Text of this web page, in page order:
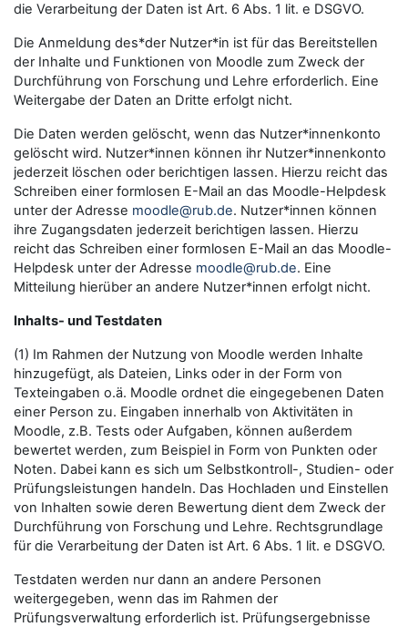
die Verarbeitung der Daten ist Art. 6 Abs. 1 lit. e DSGVO.
Die Anmeldung des*der Nutzer*in ist für das Bereitstellen
der Inhalte und Funktionen von Moodle zum Zweck der
Durchführung von Forschung und Lehre erforderlich. Eine
Weitergabe der Daten an Dritte erfolgt nicht.
Die Daten werden gelöscht, wenn das Nutzer*innenkonto
gelöscht wird. Nutzer*innen können ihr Nutzer*innenkonto
jederzeit löschen oder berichtigen lassen. Hierzu reicht das
Schreiben einer formlosen E-Mail an das Moodle-Helpdesk
unter der Adresse moodle@rub.de. Nutzer*innen können
ihre Zugangsdaten jederzeit berichtigen lassen. Hierzu
reicht das Schreiben einer formlosen E-Mail an das Moodle-
Helpdesk unter der Adresse moodle@rub.de. Eine
Mitteilung hierüber an andere Nutzer*innen erfolgt nicht.
Inhalts- und Testdaten
(1) Im Rahmen der Nutzung von Moodle werden Inhalte
hinzugefügt, als Dateien, Links oder in der Form von
Texteingaben o.ä. Moodle ordnet die eingegebenen Daten
einer Person zu. Eingaben innerhalb von Aktivitäten in
Moodle, z.B. Tests oder Aufgaben, können außerdem
bewertet werden, zum Beispiel in Form von Punkten oder
Noten. Dabei kann es sich um Selbstkontroll-, Studien- oder
Prüfungsleistungen handeln. Das Hochladen und Einstellen
von Inhalten sowie deren Bewertung dient dem Zweck der
Durchführung von Forschung und Lehre. Rechtsgrundlage
für die Verarbeitung der Daten ist Art. 6 Abs. 1 lit. e DSGVO.
Testdaten werden nur dann an andere Personen
weitergegeben, wenn das im Rahmen der
Prüfungsverwaltung erforderlich ist. Prüfungsergebnisse